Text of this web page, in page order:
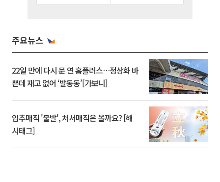
주요뉴스
22일 만에 다시 문 연 홈플러스…정상화 바
쁜데 재고 없어 ‘발동동’[가보니]
입추매직 '불발', 처서매직은 올까요? [해
시태그]